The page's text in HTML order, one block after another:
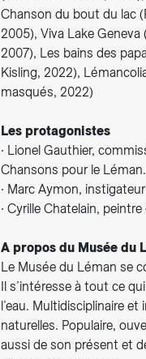
Chanson du bout du lac
2005), Viva Lake
2007), Les bains des
Kisling, 2022),
masqués, 2022)
Les protagonistes
∙ Lionel Gauthier,
Chansons pour le
∙ Marc Aymon,
∙ Cyrille Chatelain,
A propos du Musée du
Le Musée du Léman se
Il s’intéresse à tout ce
l’eau. Multidisciplinaire
naturelles. Populaire,
aussi de son présent et